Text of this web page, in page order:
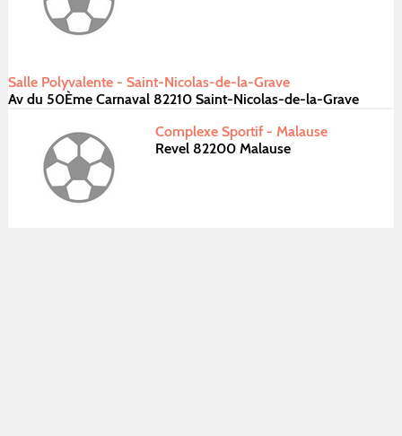
Salle Polyvalente - Saint-Nicolas-de-la-Grave
Av du 50Ème Carnaval 82210 Saint-Nicolas-de-la-Grave
Complexe Sportif - Malause
Revel 82200 Malause